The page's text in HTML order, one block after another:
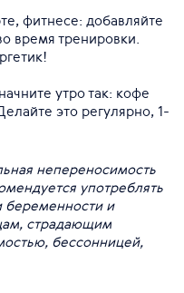
фитнесе: добавляйте
время тренировки.
утро так: кофе
это регулярно, 1-
непереносимость
употреблять
и
страдающим
бессонницей,